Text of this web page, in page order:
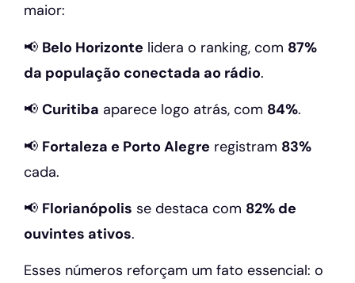
maior:
📢 Belo Horizonte lidera o ranking, com 87%
da população conectada ao rádio.
📢 Curitiba aparece logo atrás, com 84%.
📢 Fortaleza e Porto Alegre registram 83%
cada.
📢 Florianópolis se destaca com 82% de
ouvintes ativos.
Esses números reforçam um fato essencial: o